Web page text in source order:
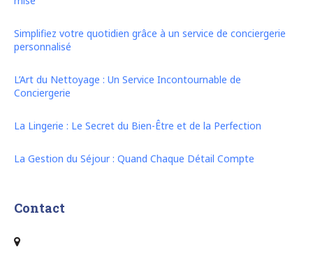
Simplifiez votre quotidien grâce à un service de conciergerie
personnalisé
L’Art du Nettoyage : Un Service Incontournable de
Conciergerie
La Lingerie : Le Secret du Bien-Être et de la Perfection
La Gestion du Séjour : Quand Chaque Détail Compte
Contact